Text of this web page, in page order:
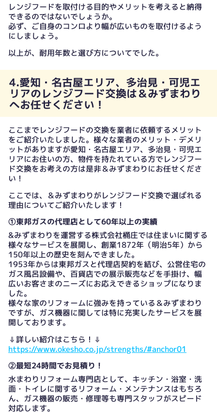
レンジフードを取付ける目的やメリットを考えると納得
できるのではないでしょうか。
必ず、ご自身のコンロより幅が広いものを取付けるよう
にしましょう。
以上が、耐用年数と選び方についてでした。
4.愛知・名古屋エリア、多治見・可児エ
リアのレンジフード交換は＆みずまわり
へお任せください！
ここまでレンジフードの交換を業者に依頼するメリット
をご紹介いたしました。様々な業者のメリット・デメリ
ットがありますが愛知・名古屋エリア、多治見・可児エ
リアにお住いの方、物件を持たれている方でレンジフー
ド交換をお考えの方は是非＆みずまわりにお任せくださ
い！
ここでは、＆みずまわりがレンジフード交換で選ばれる
理由についてご紹介いたします！
①東邦ガスの代理店として60年以上の実績
&みずまわりを運営する株式会社桶庄では住まいに関する
様々なサービスを展開し、創業1872年（明治5年）から
150年以上の歴史を刻んできました。
1953年からは東邦ガスと代理店契約を結び、公営住宅の
ガス風呂設備や、百貨店での展示販売などを手掛け、幅
広いお客さまのニーズにお応えできるショップになりま
した。
様々な家のリフォームに強みを持っている＆みずまわり
ですが、ガス機器に関しては特に充実したサービスを展
開しております。
⇓詳しい紹介はこちら！⇓
https://www.okesho.co.jp/strengths/#anchor01
②最短24時間でお見積り！
水まわりリフォーム専門店として、キッチン・浴室・洗
面・トイレに関するリフォーム・メンテナンスはもちろ
ん、ガス機器の販売・修理等も専門スタッフがスピード
対応します。